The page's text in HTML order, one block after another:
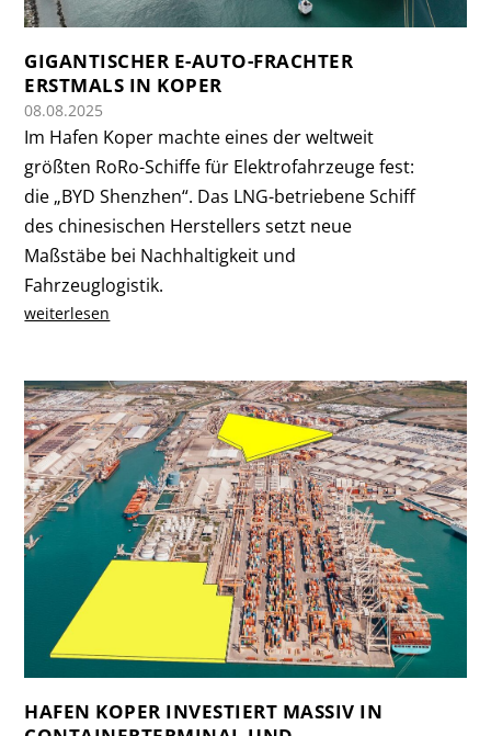
GIGANTISCHER E-AUTO-FRACHTER
ERSTMALS IN KOPER
08.08.2025
Im Hafen Koper machte eines der weltweit
größten RoRo-Schiffe für Elektrofahrzeuge fest:
die „BYD Shenzhen“. Das LNG-betriebene Schiff
des chinesischen Herstellers setzt neue
Maßstäbe bei Nachhaltigkeit und
Fahrzeuglogistik.
weiterlesen
HAFEN KOPER INVESTIERT MASSIV IN